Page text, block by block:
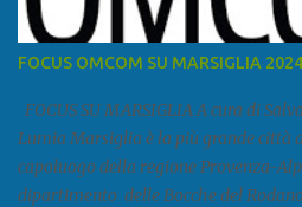
FOCUS OMCOM SU MARSIGLIA
FOCUS SU MARSIGLIA A cura di
Lumia Marsiglia è la più grande città
capoluogo della regione Provenza-
dipartimento delle Bocche del